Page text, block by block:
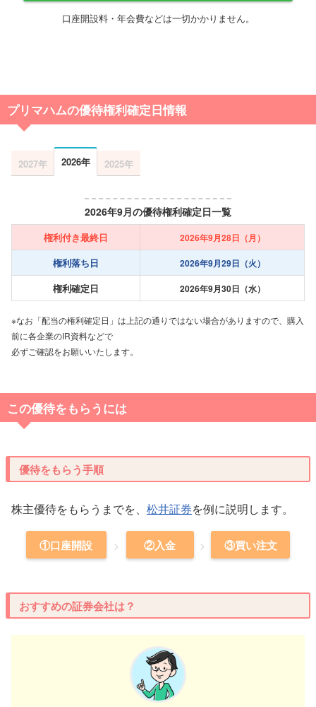
口座開設料・年会費などは一切かかりません。
プリマハムの優待権利確定日情報
2027年 2026年 2025年
2026年9月の優待権利確定日一覧
権利付き最終日 2026年9月28日（月）
権利落ち日 2026年9月29日（火）
権利確定日 2026年9月30日（水）
※なお「配当の権利確定日」は上記の通りではない場合がありますので、購入
前に各企業のIR資料などで
必ずご確認をお願いいたします。
この優待をもらうには
優待をもらう手順
株主優待をもらうまでを、 松井証券を例に説明します。
①口座開設 ②入金 ③買い注文
おすすめの証券会社は？